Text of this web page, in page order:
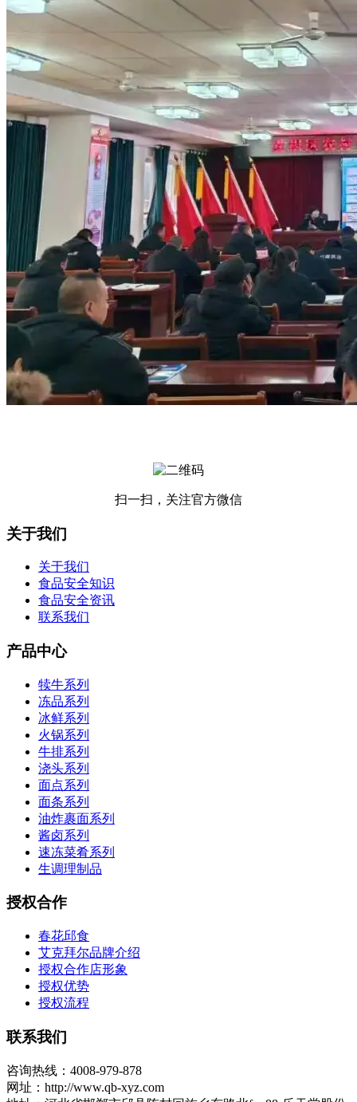
扫一扫，关注官方微信
关于我们
关于我们
食品安全知识
食品安全资讯
联系我们
产品中心
犊牛系列
冻品系列
冰鲜系列
火锅系列
牛排系列
浇头系列
面点系列
面条系列
油炸裹面系列
酱卤系列
速冻菜肴系列
生调理制品
授权合作
春花邱食
艾克拜尔品牌介绍
授权合作店形象
授权优势
授权流程
联系我们
咨询热线：4008-979-878
网址：http://www.qb-xyz.com